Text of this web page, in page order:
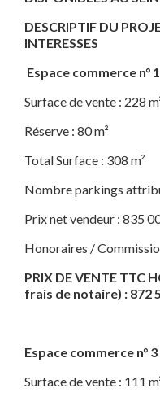
DESCRIPTIF DU
INTERESSES​
Espace commerce n° 1
Surface de vente : 228
Réserve : 80 m²
Total Surface : 308 m²
Nombre parkings
Prix net vendeur : 835
Honoraires /
PRIX DE VENTE TTC
frais de notaire) : 872
Espace commerce n° 3
Surface de vente : 111